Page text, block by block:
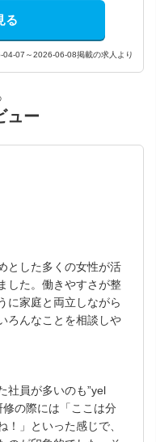
る
04-07～2026-06-08掲載の求人より
ュー
とした多くの女性が活
した。働きやすさが整
に家庭と両立しながら
ろんなことを相談しや
社員が多いのも”yel
の際には「ここは分
」といった感じで、